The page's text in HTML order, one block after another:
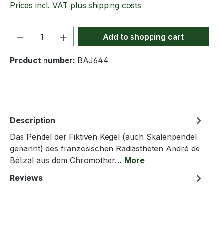
Prices incl. VAT plus shipping costs
Product Quantity: Enter the desired
Add to shopping cart
Product number: BAJ644
Description
Das Pendel der Fiktiven Kegel (auch Skalenpendel
genannt) des französischen Radiästheten André de
Bélizal aus dem Chromother… More
Reviews